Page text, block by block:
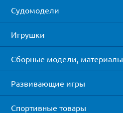
Судомодели
Игрушки
Сборные модели, материалы
Развивающие игры
Спортивные товары